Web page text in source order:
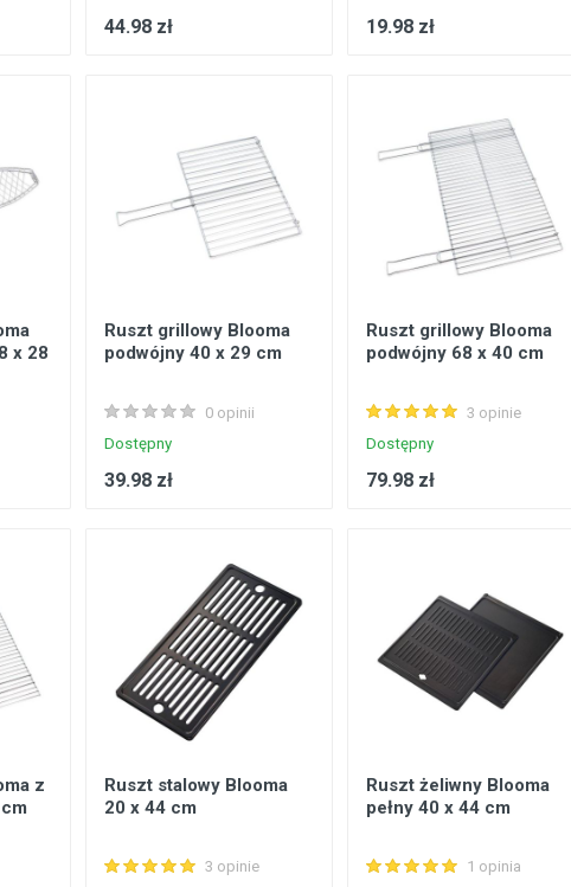
44.98 zł 19.98 zł
x 28
Ruszt grillowy Blooma
podwójny 40 x 29 cm
0 opinii
Dostępny
39.98 zł
Ruszt grillowy Blooma
podwójny 68 x 40 cm
3 opinie
Dostępny
79.98 zł
z
Ruszt stalowy Blooma
20 x 44 cm
3 opinie
Ruszt żeliwny Blooma
pełny 40 x 44 cm
1 opinia